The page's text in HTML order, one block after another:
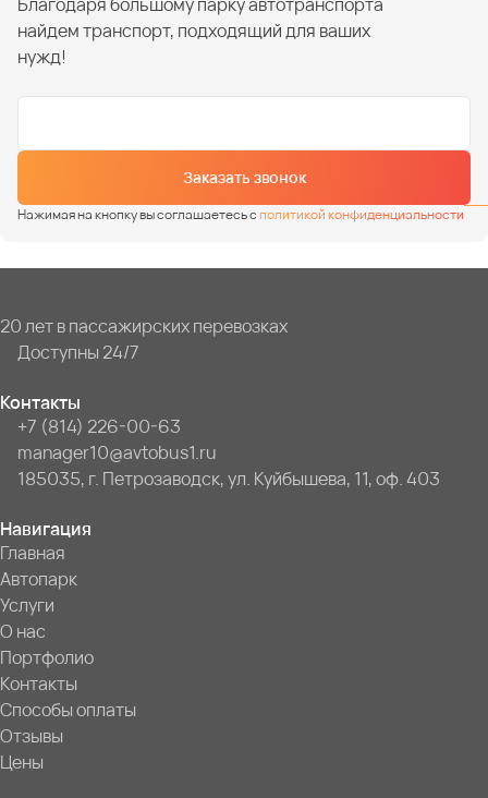
найдем транспорт, подходящий для ваших
нужд!
Заказать звонок
Нажимая на кнопку вы соглашаетесь сполитикой конфиденциальности
20 лет в пассажирских перевозках
Доступны 24/7
Контакты
+7 (814) 226-00-63
manager10@avtobus1.ru
185035, г. Петрозаводск, ул. Куйбышева, 11, оф. 403
Навигация
Главная
Автопарк
Услуги
О нас
Портфолио
Контакты
Способы оплаты
Отзывы
Цены